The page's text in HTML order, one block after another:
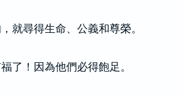
就尋得生命、公義和尊榮。
了！因為他們必得飽足。